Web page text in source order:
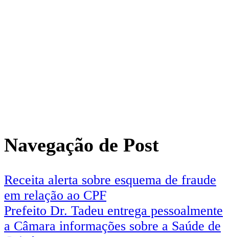
Navegação de Post
Receita alerta sobre esquema de fraude
em relação ao CPF
Prefeito Dr. Tadeu entrega pessoalmente
a Câmara informações sobre a Saúde de